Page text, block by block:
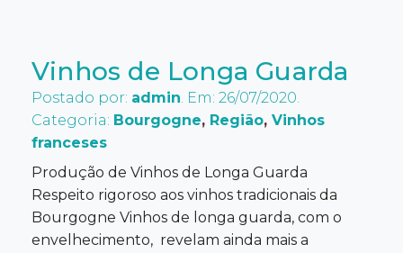
Vinhos de Longa Guarda
Postado por: admin. Em: 26/07/2020.
Categoria: Bourgogne, Região, Vinhos
franceses
Produção de Vinhos de Longa Guarda
Respeito rigoroso aos vinhos tradicionais da
Bourgogne Vinhos de longa guarda, com o
envelhecimento, revelam ainda mais a